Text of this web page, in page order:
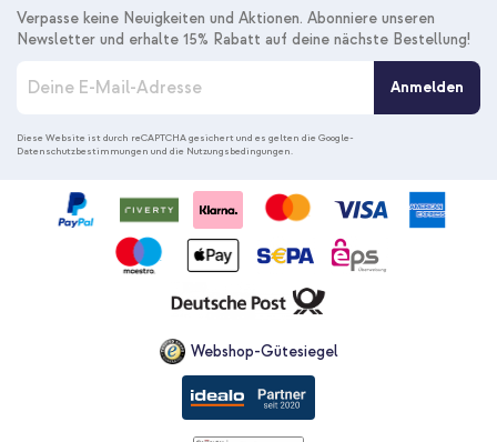
Verpasse keine Neuigkeiten und Aktionen. Abonniere unseren
Newsletter und erhalte 15% Rabatt auf deine nächste Bestellung!
d
e
Anmelden
Diese Website ist durch reCAPTCHA gesichert und es gelten dieGoogle-
Datenschutzbestimmungen und die Nutzungsbedingungen.
Webshop-Gütesiegel